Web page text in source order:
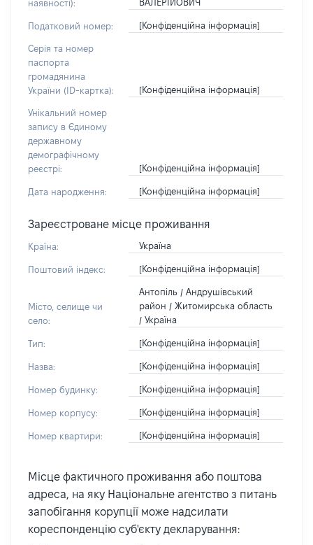
наявності):
ВАЛЕРІЙОВИЧ
Податковий номер: [Конфіденційна інформація]
Серія та номер
паспорта
громадянина
України (ID-картка):
[Конфіденційна інформація]
Унікальний номер
запису в Єдиному
державному
демографічному
реєстрі:
[Конфіденційна інформація]
Дата народження: [Конфіденційна інформація]
Зареєстроване місце проживання
Країна: Україна
Поштовий індекс: [Конфіденційна інформація]
Місто, селище чи
село:
Антопіль / Андрушівський
район / Житомирська область
/ Україна
Тип: [Конфіденційна інформація]
Назва: [Конфіденційна інформація]
Номер будинку: [Конфіденційна інформація]
Номер корпусу: [Конфіденційна інформація]
Номер квартири: [Конфіденційна інформація]
Місце фактичного проживання або поштова
адреса, на яку Національне агентство з питань
запобігання корупції може надсилати
кореспонденцію суб'єкту декларування: